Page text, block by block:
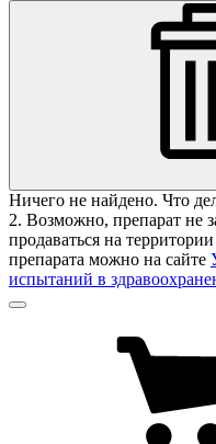
Ничего не найдено. Что
2. Возможно, препарат не
продаваться на
препарата можно на сайте
испытаний в